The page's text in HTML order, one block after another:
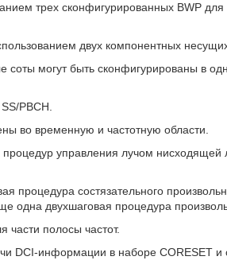
трех сконфигурированных BWP
двух компонентных
соты могут быть сконфигурированы в
PBCH.
во временную и частотную области.
управления лучом нисходящей
состязательного
одна двухшаговая процедура
части полосы частот.
DCI-информации в наборе CORESET и